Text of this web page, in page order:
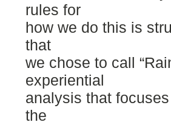
rules for
how we do this is
that
we chose to call
experiential
analysis that
the